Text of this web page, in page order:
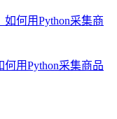
何用Python采集商品